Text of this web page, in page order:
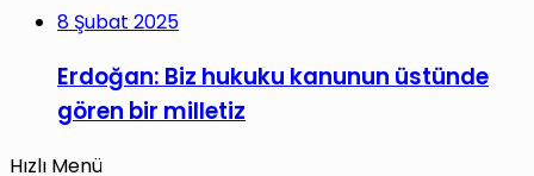
8 Şubat 2025
Erdoğan: Biz hukuku kanunun üstünde
gören bir milletiz
Hızlı Menü